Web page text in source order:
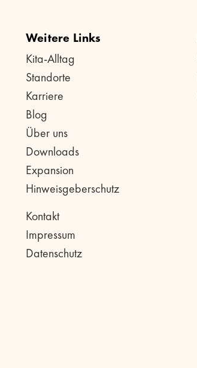
Weitere Links
Kita-Alltag
Standorte
Karriere
Blog
Über uns
Downloads
Expansion
Hinweisgeberschutz
Kontakt
Impressum
Datenschutz